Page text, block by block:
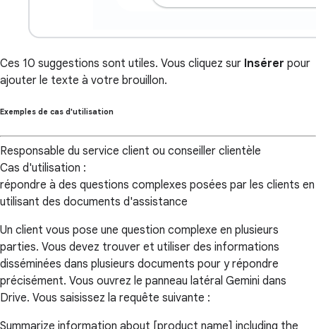
Ces 10 suggestions sont utiles. Vous cliquez sur Insérer pour
ajouter le texte à votre brouillon.
Exemples de cas d'utilisation
Responsable du service client ou conseiller clientèle
Cas d'utilisation :
répondre à des questions complexes posées par les clients en
utilisant des documents d'assistance
Un client vous pose une question complexe en plusieurs
parties. Vous devez trouver et utiliser des informations
disséminées dans plusieurs documents pour y répondre
précisément. Vous ouvrez le panneau latéral Gemini dans
Drive. Vous saisissez la requête suivante :